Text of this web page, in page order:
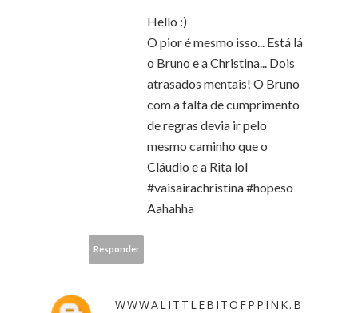
Hello :)
O pior é mesmo isso... Está lá
o Bruno e a Christina... Dois
atrasados mentais! O Bruno
com a falta de cumprimento
de regras devia ir pelo
mesmo caminho que o
Cláudio e a Rita lol
#vaisairachristina #hopeso
Aahahha
Responder
WWWALITTLEBITOFPPINK.B